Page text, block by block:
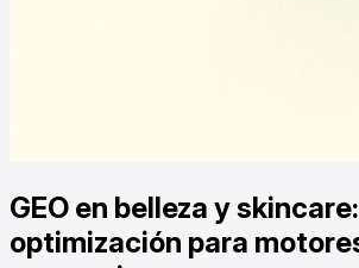
GEO en belleza y skincare:
optimización para